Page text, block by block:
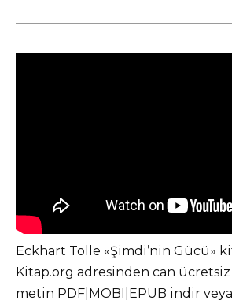
Eckhart Tolle «Şimdi’nin Gücü»
Kitap.org adresinden can
metin PDF|MOBI|EPUB indir